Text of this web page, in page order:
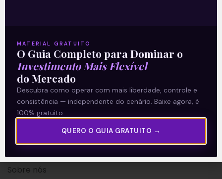
20/07/2021
A Levante
Sobre nós
MATERIAL GRATUITO
O Guia Completo para Dominar o
Investimento Mais Flexível
do Mercado
Descubra como operar com mais liberdade, controle e
consistência — independente do cenário. Baixe agora, é
100% gratuito.
QUERO O GUIA GRATUITO →